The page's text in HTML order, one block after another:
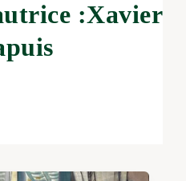
:Xavier